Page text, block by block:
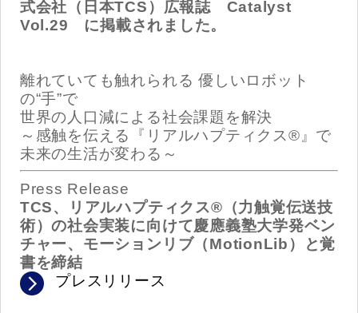
式会社（日本TCS）広報誌 Catalyst
Vol.29 に掲載されました。
離れていても触れられる 優しいロボット
の“手”で
世界の人口減による社会課題を解決
～感触を伝える『リアルハプティクス®』で
未来の生活が変わる～
Press Release
TCS、リアルハプティクス®（力触覚伝送技
術）の社会実装に向けて慶應義塾大学発ベン
チャー、モーションリブ（MotionLib）と覚
書を締結
プレスリリース